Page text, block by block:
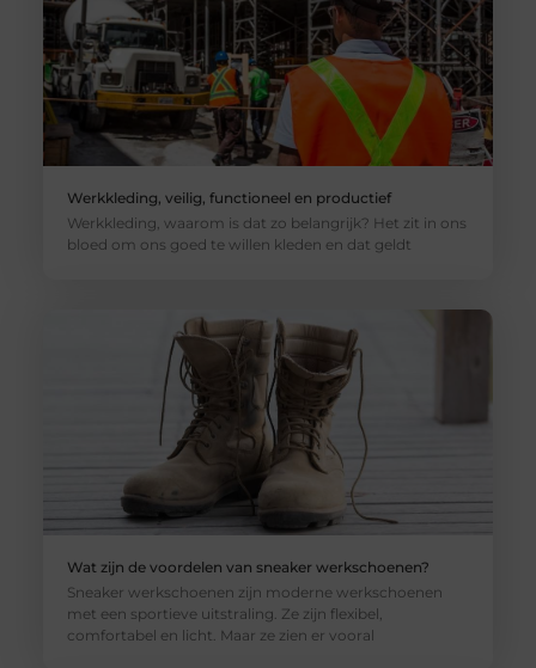
Werkkleding, veilig, functioneel en productief
Werkkleding, waarom is dat zo belangrijk? Het zit in ons
bloed om ons goed te willen kleden en dat geldt
Wat zijn de voordelen van sneaker werkschoenen?
Sneaker werkschoenen zijn moderne werkschoenen
met een sportieve uitstraling. Ze zijn flexibel,
comfortabel en licht. Maar ze zien er vooral